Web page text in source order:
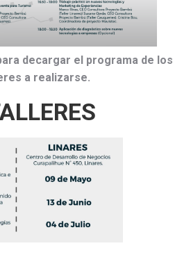
decargar el programa de los
a realizarse.